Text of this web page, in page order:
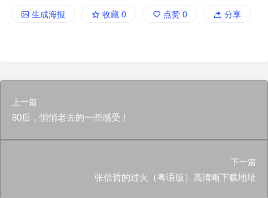
生成海报 收藏 0 点赞 0 分享
上一篇
80后，悄悄老去的一些感受！
下一篇
张信哲的过火（粤语版）高清晰下载地址